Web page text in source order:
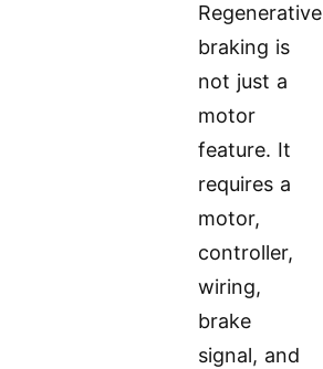
Regenerative
braking is
not just a
motor
feature. It
requires a
motor,
controller,
wiring,
brake
signal, and